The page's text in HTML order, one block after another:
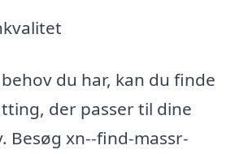
du har, kan du finde
der passer til dine
Besøg xn--find-massr-